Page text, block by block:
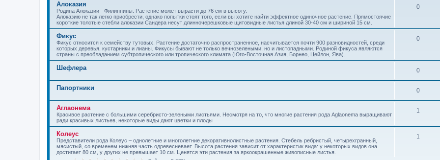
Алоказия
Родина Алоказии - Филиппины. Растение может вырасти до 76 см в высоту.
Алоказию не так легко приобрести, однако попытки стоят того, если вы хотите найти эффектное одиночное растение. Прямо­стоячие
короткие толстые стебли алоказии Сандера несут длинночерешковые щитовидные листья длиной 30-40 см и шириной 15 см.
0
Фикус
Фикус относится к семейству тутовых. Растение достаточно распространенное, насчитывается почти 900 разновидностей, среди
которых деревья, кустарники и лианы. Фикусы бывают не только вечнозелеными, но и листопадными. Родиной фикуса являются
страны с преобладанием субтропического или тропического климата (Юго-Восточная Азия, Борнео, Цейлон, Ява).
0
Шефлера 0
Папортники 0
Аглаонема
Красивое растение с большими серебристо-зелеными листьями. Несмотря на то, что многие растения рода Aglaonema выращивают
ради красивых листьев, некоторые виды дают цветки и плоды
1
Колеус
Представители рода Колеус – однолетние и многолетние декоративнолистные растения. Стебель ребристый, четырехгранный,
мясистый, со временем нижняя часть одревесневает. Высота растения зависит от характеристик вида: у некоторых видов она
достигает 80 см, у других не превышает 10 см. Ценятся эти растения за яркоокрашенные живописные листья.
1